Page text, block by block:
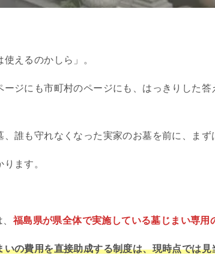
えるのかしら」。
ジにも市町村のページにも、はっきりした
誰も守れなくなった実家のお墓を前に、まず
ます。
福島県が県全体で実施している墓じまい専用
いの費用を直接助成する制度は、現時点では